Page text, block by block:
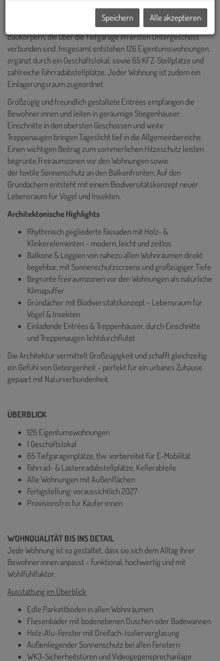
Der Gebäudekomplex besteht aus zwei trapezförmigen
Baukörpern, die über die Tiefgarage im ersten Untergeschoss
verbunden sind. Insgesamt entstehen 126 Eigentumswohnungen,
ergänzt durch ein Geschäftslokal, sowie 65 KFZ-Stellplätze und
zahlreiche Fahrradabstellplätze. Jeder Wohnung ist zudem ein
Einlagerungsraum zugeordnet.
Großzügig und freundlich gestaltete Entrées empfangen die
Bewohner:innen und leiten in geräumige Stiegenhäuser.
Einschnitte in den obersten Geschossen und weite
Treppenaugen bringen Tageslicht tief in die Allgemeinbereiche.
Einen wichtigen Beitrag zum sommerlichen Hitzeschutz leisten
begrünte Freiraumzonen vor den Wohnungen sowie
der textile Sonnenschutz an den Balkonfronten. Auf den
Gründächern entsteht mit einem Biodiversitätskonzept neuer
Lebensraum für Vögel und Insekten.
Architektonische Highlights
Rhythmisch gegliederte Fassaden mit Holz- &
Klinkerelementen – modern, leicht und zeitlos
Balkone & Loggien von nahezu allen Wohnräumen direkt
begehbar, mit Sonnenschutzscreens und großzügiger Tiefe
Begrünte Freiraumzonen vor den Wohnungen als natürliche
Klimapuffer
Gründächer mit Biodiversitätskonzept – Lebensraum für
Vögel & Insekten
Einladende Entrées & Treppenhäuser, durch Einschnitte
und Treppenaugen lichtdurchflutet
Die Architektur vermittelt Großzügigkeit und schafft gleichzeitig
ein Gefühl von Geborgenheit – perfekt für ein urbanes Zuhause
gepaart mit Naturverbundenheit.
ÜBERBLICK
126 Eigentumswohnungen
1 Geschäftslokal
65 Tiefgaragenplätze, tlw. vorbereitet für E-Mobilität
Fahrrad- & Lastenradabstellplätze, Kellerabteile
Alle Wohnungen mit Außenflächen
Fertigstellung: voraussichtlich 2027
Provisionsfrei für Käufer:innen
WOHNQUALITÄT BIS INS DETAIL
Jede Wohnung ist so gestaltet, dass sie sich dem Alltag ihrer
Bewohner:innen anpasst – funktional, hochwertig und mit
Wohlfühlfaktor.
Ausstattung im Überblick
Edle Parkettböden in allen Wohnräumen
Fliesenbäder mit bodenebenen Duschen oder Badewannen
Holz-Alu-Fenster mit Dreifach-Isolierverglasung
Außenliegender Sonnenschutz bei allen Fenstern
WK3-Sicherheitstüren und Videogegensprechanlage
Speichern Alle akzeptieren